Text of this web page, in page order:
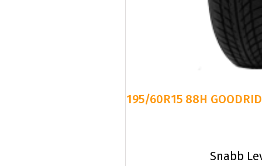
195/60R15 88H
Snabb